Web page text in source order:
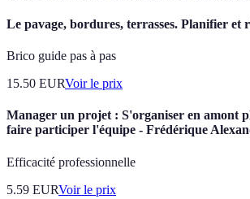
Le pavage, bordures, terrasses. Planifier et
Brico guide pas à pas
15.50 EURVoir le prix
Manager un projet : S'organiser en amont
faire participer l'équipe - Frédérique
Efficacité professionnelle
5.59 EURVoir le prix